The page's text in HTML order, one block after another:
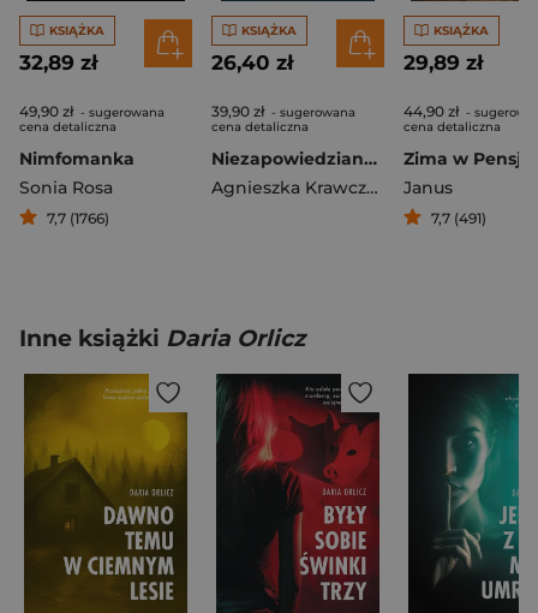
KSIĄŻKA
32,89 zł
49,90 zł - sugerowana
cena detaliczna
Nimfomanka
Sonia Rosa
7,7 (1766)
KSIĄŻKA
26,40 zł
39,90 zł - sugerowana
cena detaliczna
Niezapowiedziany gość
Agnieszka Krawczyk
Agnieszka
KSIĄŻKA
29,89 zł
44,90 zł -
cena detaliczna
Janus
7,7 (491)
Inne książki Daria Orlicz